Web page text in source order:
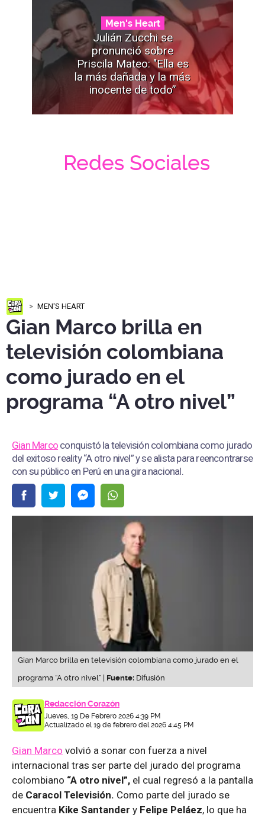
Men's Heart
Julián Zucchi se
pronunció sobre
Priscila Mateo: "Ella es
la más dañada y la más
inocente de todo”
Redes Sociales
MEN'S HEART
Gian Marco brilla en
televisión colombiana
como jurado en el
programa “A otro nivel”
Gian Marco conquistó la televisión colombiana como jurado
del exitoso reality “A otro nivel” y se alista para reencontrarse
con su público en Perú en una gira nacional.
Gian Marco brilla en televisión colombiana como jurado en el
programa “A otro nivel” | Fuente: Difusión
Redacción Corazón
Jueves, 19 De Febrero 2026 4:39 PM
Actualizado el 19 de febrero del 2026 4:45 PM
Gian Marco volvió a sonar con fuerza a nivel
internacional tras ser parte del jurado del programa
colombiano “A otro nivel”, el cual regresó a la pantalla
de Caracol Televisión. Como parte del jurado se
encuentra Kike Santander y Felipe Peláez, lo que ha